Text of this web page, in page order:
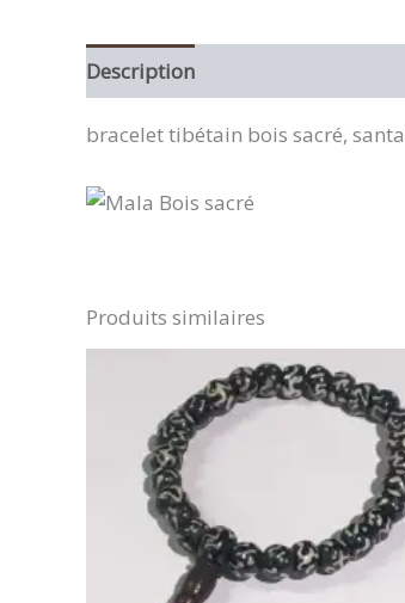
Description
bracelet tibétain bois sacré,
Produits similaires